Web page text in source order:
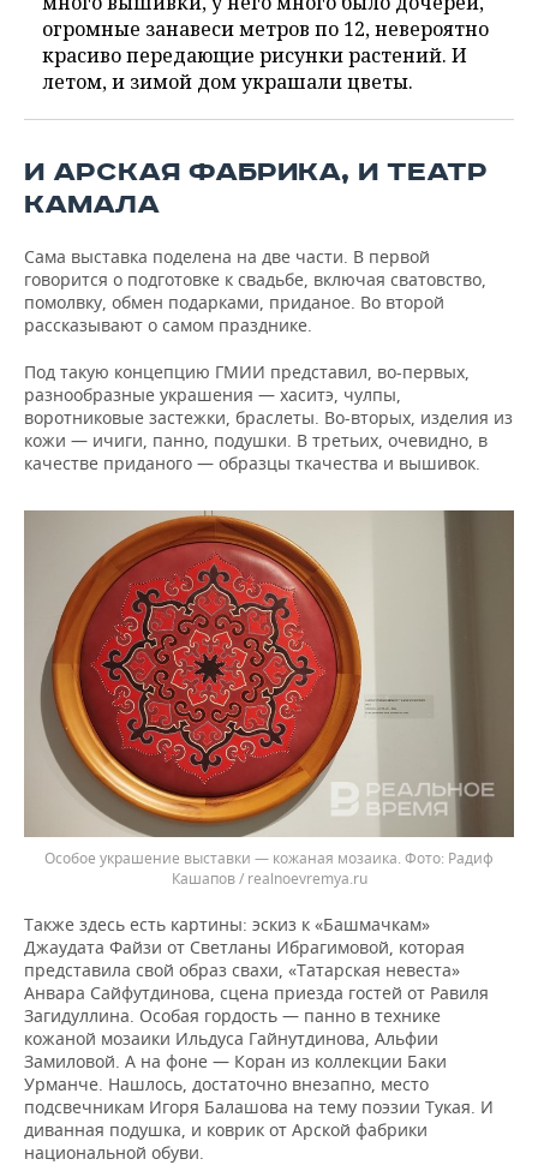
огромные занавеси метров по 12, невероятно
красиво передающие рисунки растений. И
летом, и зимой дом украшали цветы.
И АРСКАЯ ФАБРИКА, И ТЕАТР
КАМАЛА
Сама выставка поделена на две части. В первой
говорится о подготовке к свадьбе, включая сватовство,
помолвку, обмен подарками, приданое. Во второй
рассказывают о самом празднике.
Под такую концепцию ГМИИ представил, во-первых,
разнообразные украшения — хаситэ, чулпы,
воротниковые застежки, браслеты. Во-вторых, изделия из
кожи — ичиги, панно, подушки. В третьих, очевидно, в
качестве приданого — образцы ткачества и вышивок.
Особое украшение выставки — кожаная мозаика.
Радиф
Кашапов / realnoevremya.ru
Также здесь есть картины: эскиз к «Башмачкам»
Джаудата Файзи от Светланы Ибрагимовой, которая
представила свой образ свахи, «Татарская невеста»
Анвара Сайфутдинова, сцена приезда гостей от Равиля
Загидуллина. Особая гордость — панно в технике
кожаной мозаики Ильдуса Гайнутдинова, Альфии
Замиловой. А на фоне — Коран из коллекции Баки
Урманче. Нашлось, достаточно внезапно, место
подсвечникам Игоря Балашова на тему поэзии Тукая. И
диванная подушка, и коврик от Арской фабрики
национальной обуви.